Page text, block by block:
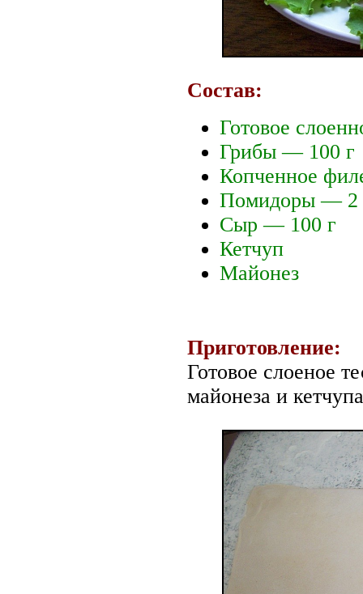
Состав:
Готовое
Грибы — 100 г
Копченное
Помидоры — 2
Сыр — 100 г
Кетчуп
Майонез
Приготовление:
Готовое слоеное
майонеза и